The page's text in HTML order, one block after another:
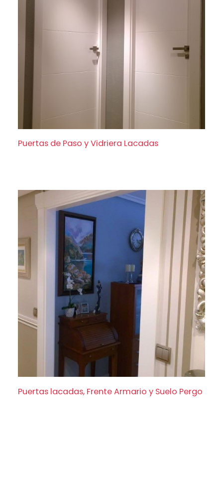
Puertas de Paso y Vidriera Lacadas
Puertas lacadas, Frente Armario y Suelo Pergo